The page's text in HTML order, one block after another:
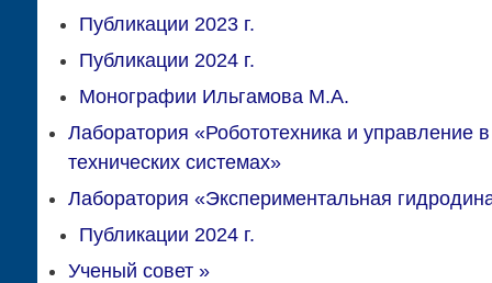
Публикации 2023 г.
Публикации 2024 г.
Монографии Ильгамова М.А.
Лаборатория «Робототехника и управление в
технических системах»
Лаборатория «Экспериментальная
Публикации 2024 г.
Ученый совет»